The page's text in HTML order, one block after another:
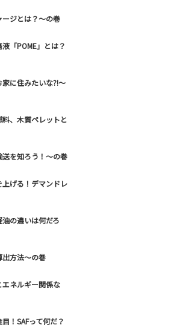
ジとは？～の巻
「POME」とは？
に住みたいな?!～
、木質ペレットと
を知ろう！～の巻
げる！デマンドレ
の違いは何だろ
方法～の巻
ネルギー関係な
！SAFって何だ？